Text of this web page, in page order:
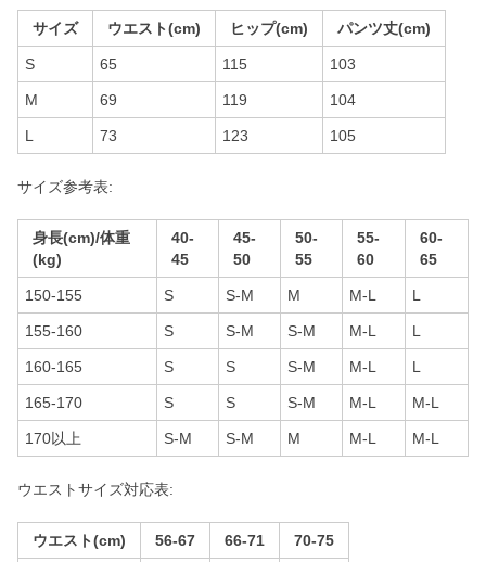
サイズ ウエスト(cm) ヒップ(cm) パンツ丈(cm)
S 65 115 103
M 69 119 104
L 73 123 105
サイズ参考表:
身長(cm)/体重
(kg)
40-
45
45-
50
50-
55
55-
60
60-
65
150-155 S S-M M M-L L
155-160 S S-M S-M M-L L
160-165 S S S-M M-L L
165-170 S S S-M M-L M-L
170以上 S-M S-M M M-L M-L
ウエストサイズ対応表:
ウエスト(cm) 56-67 66-71 70-75